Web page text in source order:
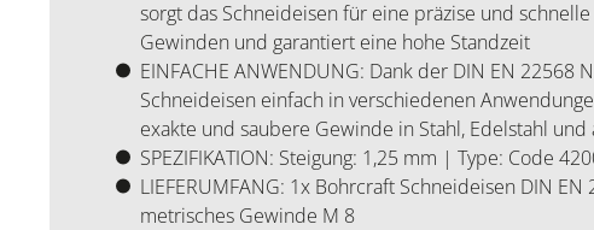
sorgt das Schneideisen für eine präzise und
Gewinden und garantiert eine hohe Standzeit
EINFACHE ANWENDUNG: Dank der DIN EN 22568
Schneideisen einfach in verschiedenen
exakte und saubere Gewinde in Stahl, Edelstahl
SPEZIFIKATION: Steigung: 1,25 mm | Type: Code
LIEFERUMFANG: 1x Bohrcraft Schneideisen DIN EN
metrisches Gewinde M 8